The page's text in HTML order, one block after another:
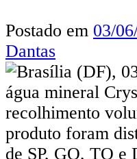
Postado em 03/
Dantas